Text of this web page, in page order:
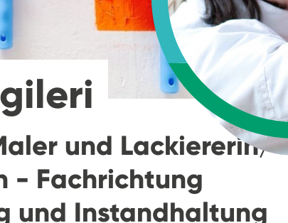
und Lackiererin/
- Fachrichtung
und Instandhaltung